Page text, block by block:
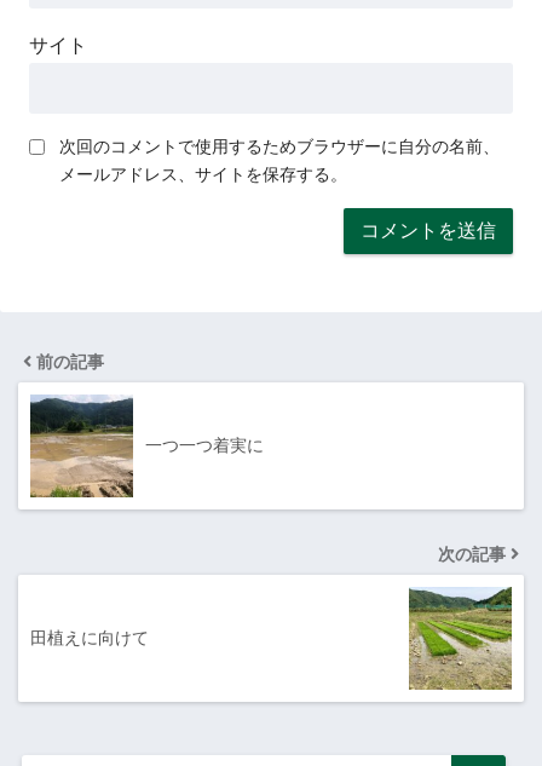
サイト
次回のコメントで使用するためブラウザーに自分の名前、
メールアドレス、サイトを保存する。
前の記事
一つ一つ着実に
次の記事
田植えに向けて